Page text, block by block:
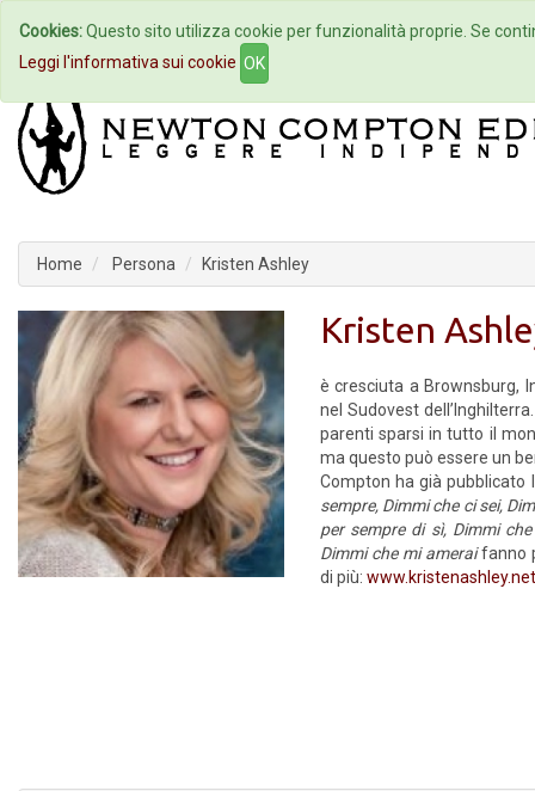
Home Autori Eventi
Home Persona Kristen Ashley
Kristen
è cresciuta a Brownsburg,
nel Sudovest
parenti sparsi in tutto il
ma questo può essere un
Compton ha già pubblicato
sempre, Dimmi che ci sei,
per sempre di sì,Dimmi
Dimmi che mi ameraifanno
di più: www.kristenashley.net
Cookies:Questo sito utilizza cookie per funzionalità proprie. Se
Leggi l'informativa sui cookie OK